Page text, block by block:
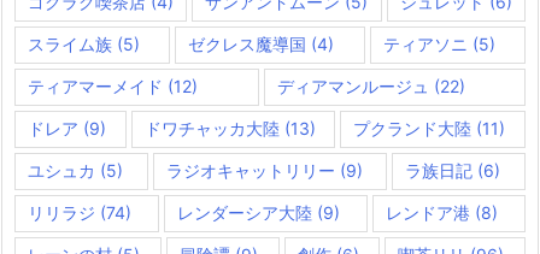
スライム族 (5) ゼクレス魔導国 (4) ティアソニ (5)
ティアマーメイド (12) ディアマンルージュ (22)
ドレア (9) ドワチャッカ大陸(13) プクランド大陸 (11)
ユシュカ (5) ラジオキャットリリー (9) ラ族日記 (6)
リリラジ (74) レンダーシア大陸 (9) レンドア港 (8)